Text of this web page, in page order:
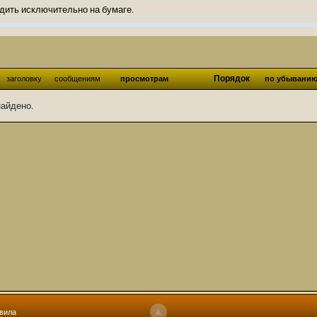
исключительно на бумаге.
и Ангелы из Ада были и будут только на бумаге.
Ангелов из Ада, а в электронном варианте нету вариантов?
какие, подскажите пожалуйста?)
аболетов на бусти:
раньше?
процесс не очень быстрый будет. Думаю в течении 1-2 месяцев
с телефона не очень удобно)
по ходу чтения правлю. Получается не совнлитературный перевод,
заголовку сообщениям просмотрам Порядок по убыванию